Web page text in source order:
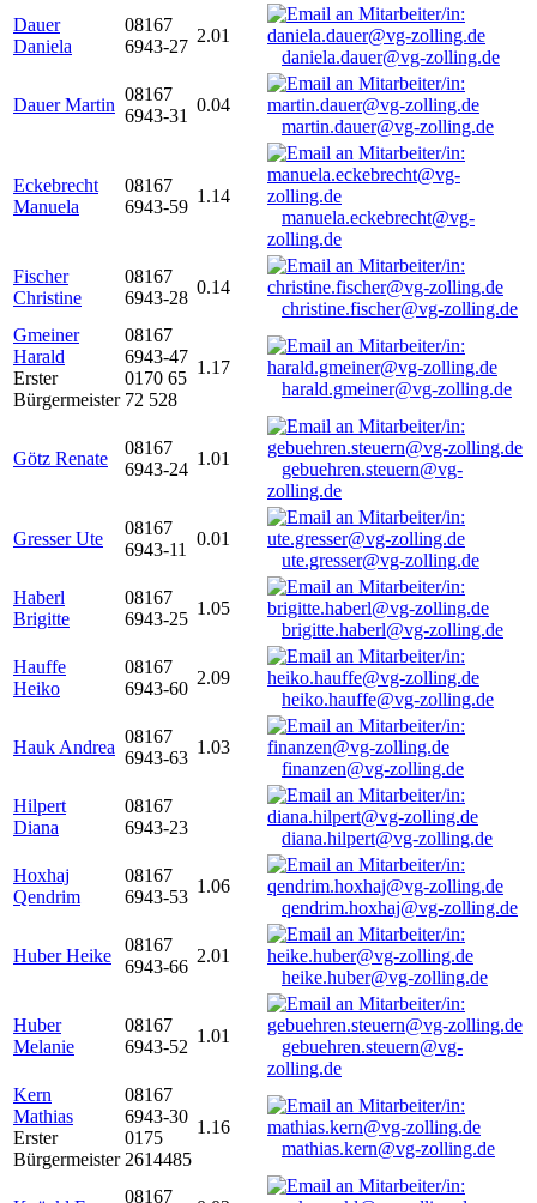
Dauer
Daniela
08167
6943-27
2.01
daniela.dauer@vg-zolling.de
Dauer Martin
08167
6943-31
0.04
martin.dauer@vg-zolling.de
Eckebrecht
Manuela
08167
6943-59
1.14
manuela.eckebrecht@vg-
zolling.de
Fischer
Christine
08167
6943-28
0.14
christine.fischer@vg-zolling.de
Gmeiner
Harald
Erster
Bürgermeister
08167
6943-47
0170 65
72 528
1.17
harald.gmeiner@vg-zolling.de
Götz Renate
08167
6943-24
1.01
gebuehren.steuern@vg-
zolling.de
Gresser Ute
08167
6943-11
0.01
ute.gresser@vg-zolling.de
Haberl
Brigitte
08167
6943-25
1.05
brigitte.haberl@vg-zolling.de
Hauffe
Heiko
08167
6943-60
2.09
heiko.hauffe@vg-zolling.de
Hauk Andrea
08167
6943-63
1.03
finanzen@vg-zolling.de
Hilpert
Diana
08167
6943-23
diana.hilpert@vg-zolling.de
Hoxhaj
Qendrim
08167
6943-53
1.06
qendrim.hoxhaj@vg-zolling.de
Huber Heike
08167
6943-66
2.01
heike.huber@vg-zolling.de
Huber
Melanie
08167
6943-52
1.01
gebuehren.steuern@vg-
zolling.de
Kern
Mathias
Erster
Bürgermeister
08167
6943-30
0175
2614485
1.16
mathias.kern@vg-zolling.de
08167